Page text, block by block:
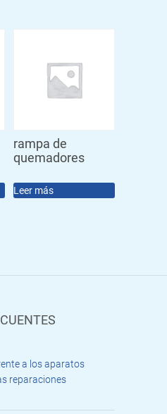
rampa de
quemadores
Leer más
a los aparatos
reparaciones